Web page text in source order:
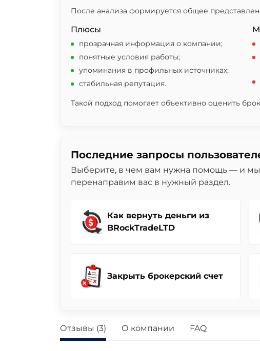
После анализа формируется общее
Плюсы
прозрачная информация о компании;
понятные условия работы;
упоминания в профильных источниках;
стабильная репутация.
Такой подход помогает объективно оценить
Последние запросы
Выберите, в чем вам нужна помощь — и мы
перенаправим вас в нужный раздел.
Как вернуть деньги из
BRockTradeLTD
Закрыть брокерский счет
Отзывы (3) О компании FAQ